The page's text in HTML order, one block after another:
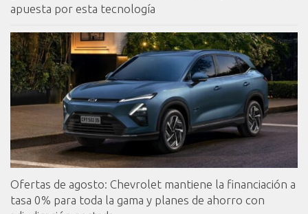
apuesta por esta tecnología
Ofertas de agosto: Chevrolet mantiene la financiación a
tasa 0% para toda la gama y planes de ahorro con